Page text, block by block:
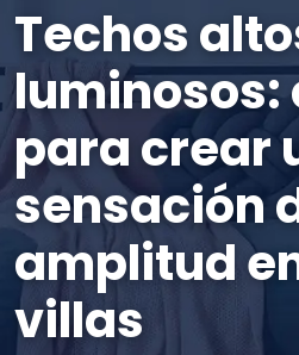
Techos
luminosos:
para crear
sensación
amplitud
villas